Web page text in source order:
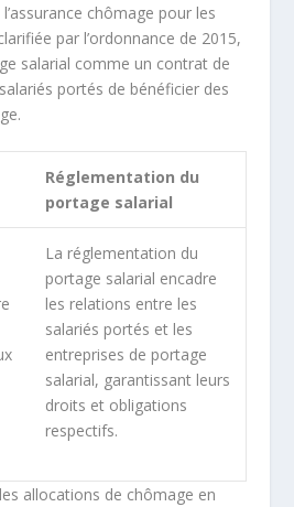
chômage pour les
par l’ordonnance de 2015,
salarial comme un contrat de
portés de bénéficier des
Réglementation du
portage salarial
La réglementation du
portage salarial encadre
les relations entre les
salariés portés et les
entreprises de portage
salarial, garantissant leurs
droits et obligations
respectifs.
allocations de chômage en